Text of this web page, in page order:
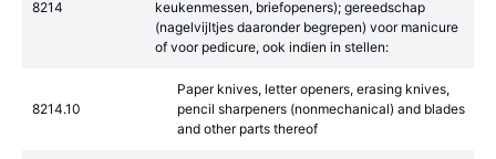
8214
keukenmessen, briefopeners); gereedschap
(nagelvijltjes daaronder begrepen) voor manicure
of voor pedicure, ook indien in stellen:
8214.10
Paper knives, letter openers, erasing knives,
pencil sharpeners (nonmechanical) and blades
and other parts thereof